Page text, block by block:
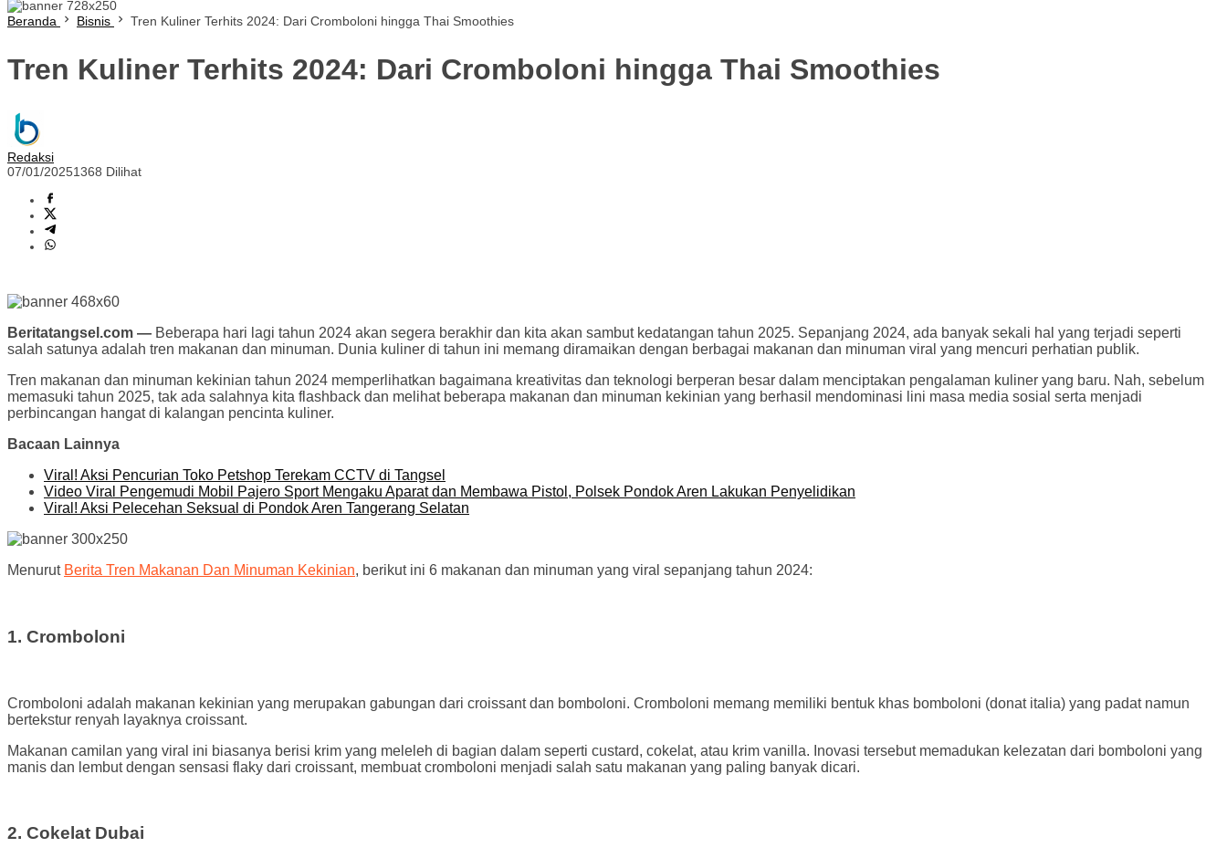
Beranda Bisnis Tren Kuliner Terhits 2024: Dari Cromboloni hingga Thai Smoothies
Tren Kuliner Terhits 2024: Dari Cromboloni hingga Thai Smoothies
Redaksi
07/01/20251368 Dilihat
Beritatangsel.com — Beberapa hari lagi tahun 2024 akan segera berakhir dan kita akan sambut kedatangan tahun 2025. Sepanjang 2024, ada banyak sekali hal yang terjadi seperti
salah satunya adalah tren makanan dan minuman. Dunia kuliner di tahun ini memang diramaikan dengan berbagai makanan dan minuman viral yang mencuri perhatian publik.
Tren makanan dan minuman kekinian tahun 2024 memperlihatkan bagaimana kreativitas dan teknologi berperan besar dalam menciptakan pengalaman kuliner yang baru. Nah, sebelum
memasuki tahun 2025, tak ada salahnya kita flashback dan melihat beberapa makanan dan minuman kekinian yang berhasil mendominasi lini masa media sosial serta menjadi
perbincangan hangat di kalangan pencinta kuliner.
Bacaan Lainnya
Viral! Aksi Pencurian Toko Petshop Terekam CCTV di Tangsel
Video Viral Pengemudi Mobil Pajero Sport Mengaku Aparat dan Membawa Pistol, Polsek Pondok Aren Lakukan Penyelidikan
Viral! Aksi Pelecehan Seksual di Pondok Aren Tangerang Selatan
Menurut Berita Tren Makanan Dan Minuman Kekinian, berikut ini 6 makanan dan minuman yang viral sepanjang tahun 2024:
1. Cromboloni
Cromboloni adalah makanan kekinian yang merupakan gabungan dari croissant dan bomboloni. Cromboloni memang memiliki bentuk khas bomboloni (donat italia) yang padat namun
bertekstur renyah layaknya croissant.
Makanan camilan yang viral ini biasanya berisi krim yang meleleh di bagian dalam seperti custard, cokelat, atau krim vanilla. Inovasi tersebut memadukan kelezatan dari bomboloni yang
manis dan lembut dengan sensasi flaky dari croissant, membuat cromboloni menjadi salah satu makanan yang paling banyak dicari.
2. Cokelat Dubai